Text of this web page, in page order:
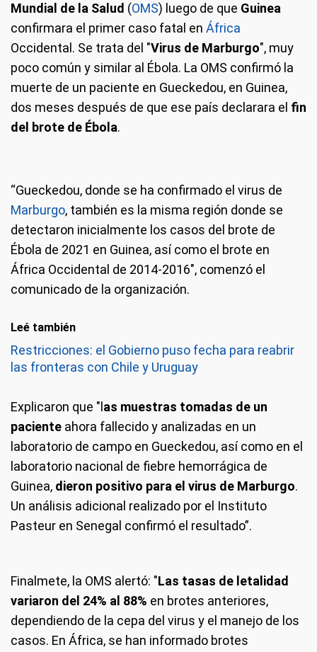
Mundial de la Salud (OMS) luego de que Guinea
confirmara el primer caso fatal en África
Occidental. Se trata del "Virus de Marburgo", muy
poco común y similar al Ébola. La OMS confirmó la
muerte de un paciente en Gueckedou, en Guinea,
dos meses después de que ese país declarara el fin
del brote de Ébola.
“Gueckedou, donde se ha confirmado el virus de
Marburgo, también es la misma región donde se
detectaron inicialmente los casos del brote de
Ébola de 2021 en Guinea, así como el brote en
África Occidental de 2014-2016", comenzó el
comunicado de la organización.
Leé también
Restricciones: el Gobierno puso fecha para reabrir
las fronteras con Chile y Uruguay
Explicaron que "l as muestras tomadas de un
paciente ahora fallecido y analizadas en un
laboratorio de campo en Gueckedou, así como en el
laboratorio nacional de fiebre hemorrágica de
Guinea, dieron positivo para el virus de Marburgo.
Un análisis adicional realizado por el Instituto
Pasteur en Senegal confirmó el resultado”.
Finalmete, la OMS alertó: "Las tasas de letalidad
variaron del 24% al 88% en brotes anteriores,
dependiendo de la cepa del virus y el manejo de los
casos. En África, se han informado brotes